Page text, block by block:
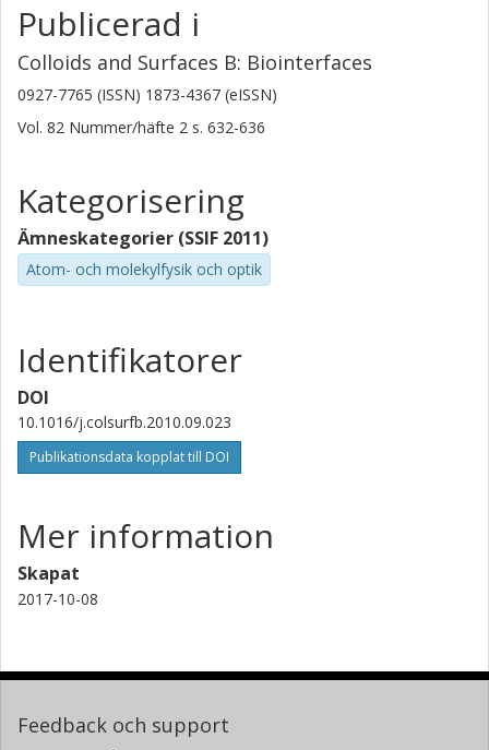
Publicerad i
Colloids and Surfaces B: Biointerfaces
0927-7765 (ISSN) 1873-4367 (eISSN)
Vol. 82 Nummer/häfte 2 s. 632-636
Kategorisering
Ämneskategorier (SSIF 2011)
Atom- och molekylfysik och optik
Identifikatorer
DOI
10.1016/j.colsurfb.2010.09.023
Publikationsdata kopplat till DOI
Mer information
Skapat
2017-10-08
Feedback och support